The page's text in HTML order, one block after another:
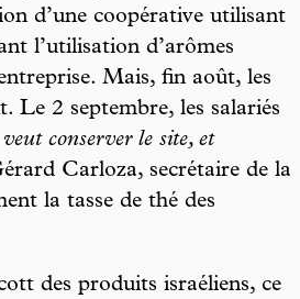
d’une coopérative utilisant
l’utilisation d’arômes
Mais, fin août, les
Le 2 septembre, les salariés
conserver le site, et
Carloza, secrétaire de la
la tasse de thé des
des produits israéliens, ce